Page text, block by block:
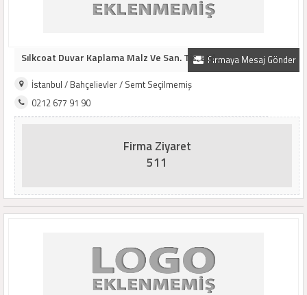
Firmaya Mesaj Gönder
Sılkcoat Duvar Kaplama Malz Ve San. Tic. Ltd...
İstanbul / Bahçelievler / Semt Seçilmemiş
0212 677 91 90
Firma Ziyaret
511